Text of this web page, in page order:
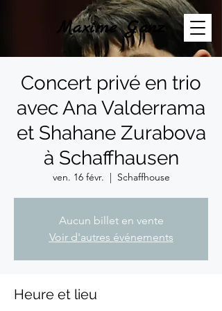
Maxime Ganz
Concert privé en trio
avec Ana Valderrama
et Shahane Zurabova
à Schaffhausen
ven. 16 févr.
  |
Schaffhouse
Aucun billet en vente
Voir d'autres événements
Heure et lieu